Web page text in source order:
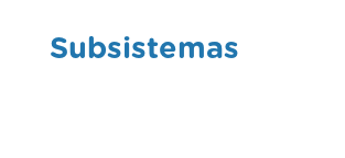
Subsistemas